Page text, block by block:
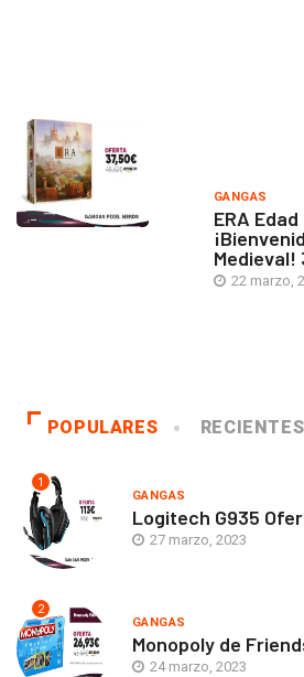
GANGAS
ERA Edad
Medieval!
22 marzo,
POPULARES RECIENTES
1
GANGAS
Logitech G935
27 marzo, 2023
2
GANGAS
Monopoly de
24 marzo, 2023